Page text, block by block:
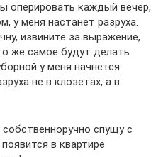
оперировать каждый вечер,
у меня настанет разруха.
извините за выражение,
же самое будут делать
у меня начнется
не в клозетах, а в
спущу с
в квартире